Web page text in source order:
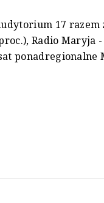
17 razem
Radio Maryja
ponadregionalne